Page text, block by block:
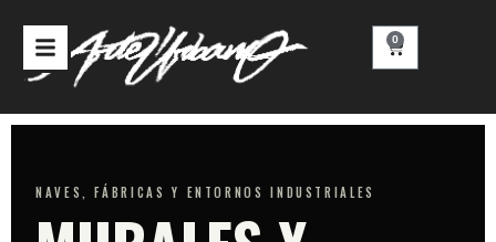
contenido
0
Carrito
NAVES, FÁBRICAS Y ENTORNOS INDUSTRIALES